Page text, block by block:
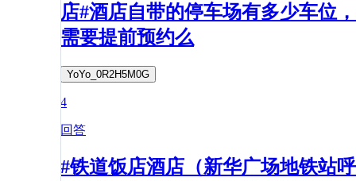
店#酒店自带的停车场有多少车位，
需要提前预约么
YoYo_0R2H5M0G
4
回答
#铁道饭店酒店（新华广场地铁站呼